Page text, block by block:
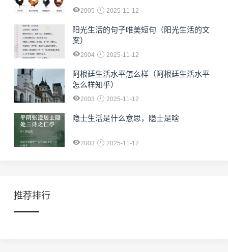
2005 2025-11-12
阳光生活的句子唯美短句（阳光生活的文
案）
2004 2025-11-12
阿根廷生活水平怎么样（阿根廷生活水平
怎么样知乎）
2003 2025-11-12
隐士生活是什么意思，隐士是啥
2003 2025-11-12
推荐排行